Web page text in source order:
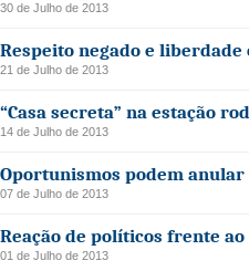
30 de Julho de 2013
Respeito negado e liberdade
21 de Julho de 2013
“Casa secreta” na estação
14 de Julho de 2013
Oportunismos podem
07 de Julho de 2013
Reação de políticos frente
01 de Julho de 2013